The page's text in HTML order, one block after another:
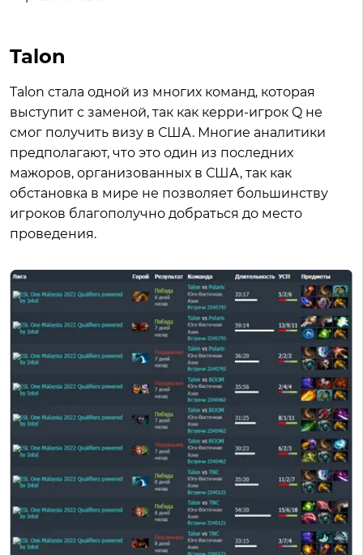
Talon
Talon стала одной из многих команд, которая
выступит с заменой, так как керри-игрок Q не
смог получить визу в США. Многие аналитики
предполагают, что это один из последних
мажоров, организованных в США, так как
обстановка в мире не позволяет большинству
игроков благополучно добраться до место
проведения.